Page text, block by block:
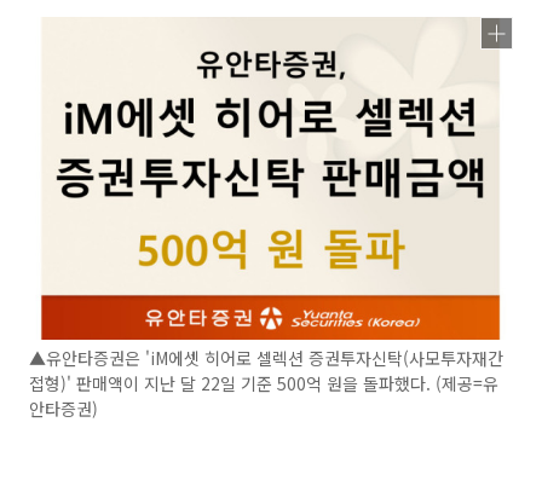
▲유안타증권은 'iM에셋 히어로 셀렉션 증권투자신탁(사모투자재간
접형)' 판매액이 지난 달 22일 기준 500억 원을 돌파했다. (제공=유
안타증권)